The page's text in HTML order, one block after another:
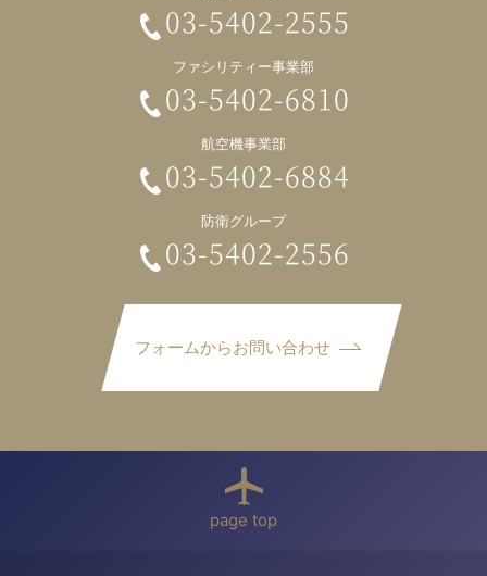
フォームからお問い合わせ
03-5402-2555
ファシリティー事業部
03-5402-6810
航空機事業部
03-5402-6884
防衛グループ
03-5402-2556
page top